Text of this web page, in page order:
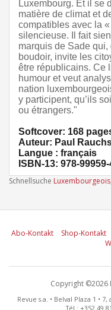
Luxembourg. Et il se
matière de climat et
compatibles avec la
silencieuse. Il fait
marquis de Sade
boudoir, invite les
être républicains. Ce
humour et veut
nation
y participent, qu’ils
ou étrangers."
Softcover: 168
Auteur: Paul
Langue : français
ISBN-13: 978-
Schnellsuche Luxembourgeois
Abo-Kontakt Shop-Kontakt
Copyright ©2026
Revue s.a. • Belval Plaza 1 •
Tél.: +352 49